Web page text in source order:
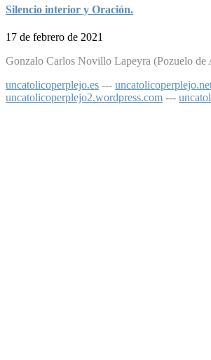
Silencio interior y Oración.
17 de febrero de 2021
Gonzalo Carlos Novillo Lapeyra (Pozuelo de
uncatolicoperplejo.es ---
uncatolicoperplejo2.wordpress.com ---